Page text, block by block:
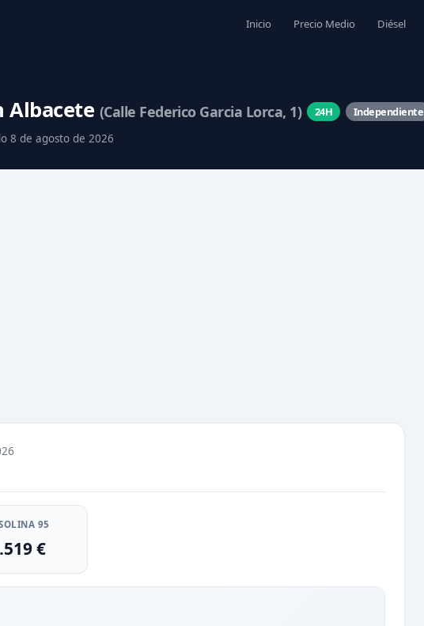
Inicio Precio Medio Diésel
Albacete (Calle Federico Garcia Lorca, 1) 24H
Independiente
8 de agosto de 2026
95
€